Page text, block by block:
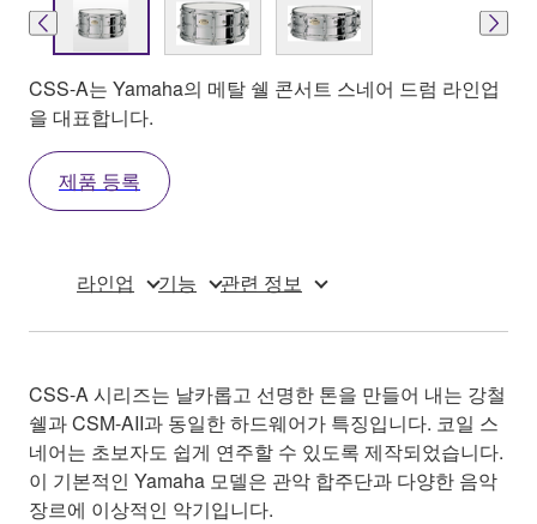
CSS-A는 Yamaha의 메탈 쉘 콘서트 스네어 드럼 라인업
을 대표합니다.
제품 등록
라인업 기능 관련 정보
CSS-A 시리즈는 날카롭고 선명한 톤을 만들어 내는 강철
쉘과 CSM-AII과 동일한 하드웨어가 특징입니다. 코일 스
네어는 초보자도 쉽게 연주할 수 있도록 제작되었습니다.
이 기본적인 Yamaha 모델은 관악 합주단과 다양한 음악
장르에 이상적인 악기입니다.